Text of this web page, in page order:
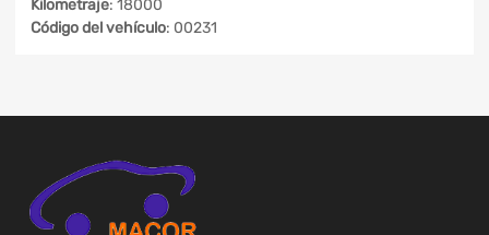
Kilometraje: 18000
Código del vehículo: 00231